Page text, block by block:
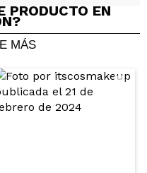
o una foto
Imagínatelo...
Si No
PRODUCTO EN
MÁS